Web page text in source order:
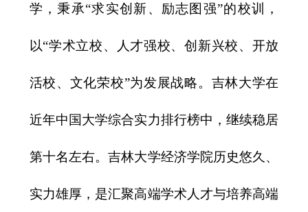
学，秉承“求实创新、励志图强”的校训，
以“学术立校、人才强校、创新兴校、开放
活校、文化荣校”为发展战略。吉林大学在
近年中国大学综合实力排行榜中，继续稳居
第十名左右。吉林大学经济学院历史悠久、
实力雄厚，是汇聚高端学术人才与培养高端